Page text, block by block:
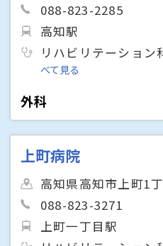
088-823-2285
高知駅
リハビリテーション
べて見る
外科
上町病院
高知県高知市上町1
088-823-3271
上町一丁目駅